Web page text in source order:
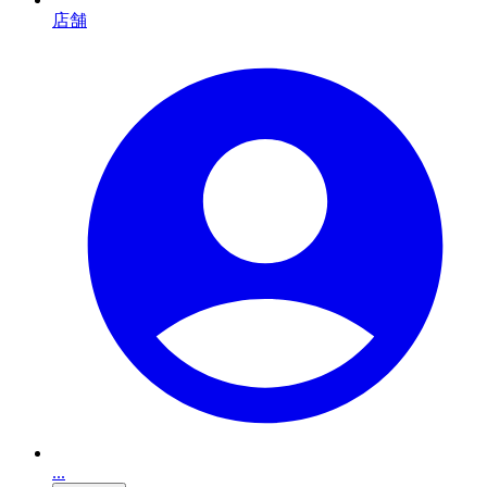
店舗
...